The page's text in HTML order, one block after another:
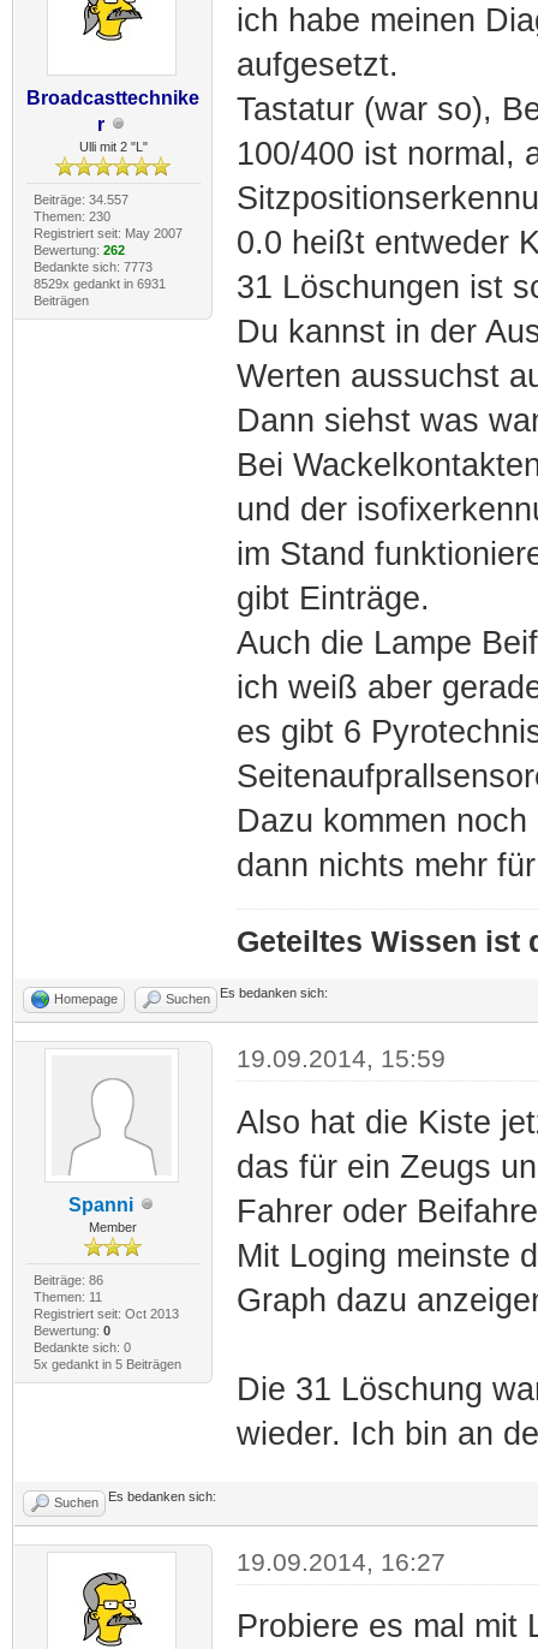
Broadcasttechnike
r
Ulli mit 2 "L"
Beiträge: 34.557
Themen: 230
Registriert seit: May 2007
Bewertung: 262
Bedankte sich: 7773
8529x gedankt in 6931
Beiträgen
ich habe meinen
aufgesetzt.
Tastatur (war so),
100/400 ist normal,
0.0 heißt entweder
31 Löschungen ist
Du kannst in der
Werten aussuchst
Dann siehst was
Bei
und der
im Stand
gibt Einträge.
Auch die Lampe
ich weiß aber
es gibt 6
Dazu kommen
dann nichts mehr
Geteiltes Wissen ist
Homepage Suchen Es bedanken sich:
Spanni
Member
Beiträge: 86
Themen: 11
Registriert seit: Oct 2013
Bewertung: 0
Bedankte sich: 0
5x gedankt in 5 Beiträgen
19.09.2014, 15:59
Also hat die Kiste
das für ein Zeugs
Fahrer oder
Mit Loging meinste
Graph dazu
Die 31 Löschung
wieder. Ich bin an
Suchen Es bedanken sich:
19.09.2014, 16:27
Probiere es mal mit